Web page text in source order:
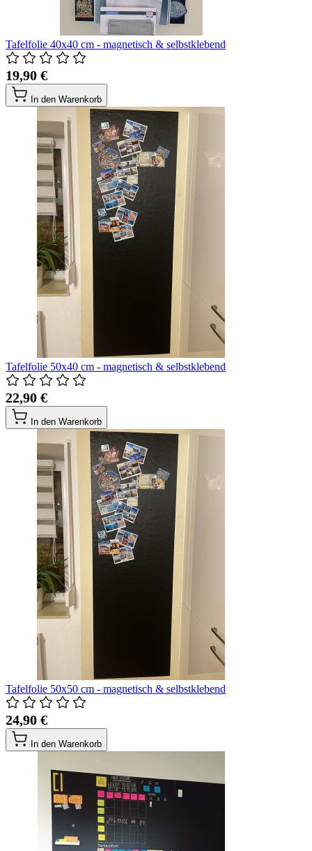
Tafelfolie 40x40 cm - magnetisch & selbstklebend
19,90 €
In den Warenkorb
Tafelfolie 50x40 cm - magnetisch & selbstklebend
22,90 €
In den Warenkorb
Tafelfolie 50x50 cm - magnetisch & selbstklebend
24,90 €
In den Warenkorb